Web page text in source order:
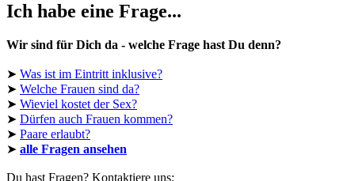
Ich habe eine Frage...
Wir sind für Dich da - welche Frage hast Du denn?
➤ Was ist im Eintritt inklusive?
➤ Welche Frauen sind da?
➤ Wieviel kostet der Sex?
➤ Dürfen auch Frauen kommen?
➤ Paare erlaubt?
➤ alle Fragen ansehen
Du hast Fragen? Kontaktiere uns: